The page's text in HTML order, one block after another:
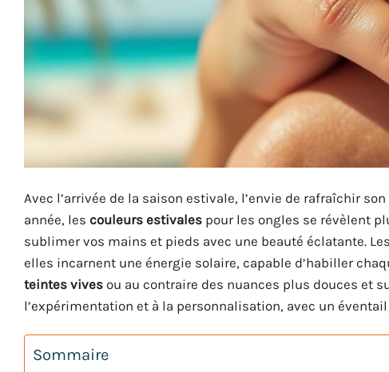
Avec l’arrivée de la saison estivale, l’envie de rafraîchir
année, les couleurs estivales pour les ongles se révèlent
sublimer vos mains et pieds avec une beauté éclatante.
elles incarnent une énergie solaire, capable d’habiller
teintes vives ou au contraire des nuances plus douces et
l’expérimentation et à la personnalisation, avec un
Sommaire